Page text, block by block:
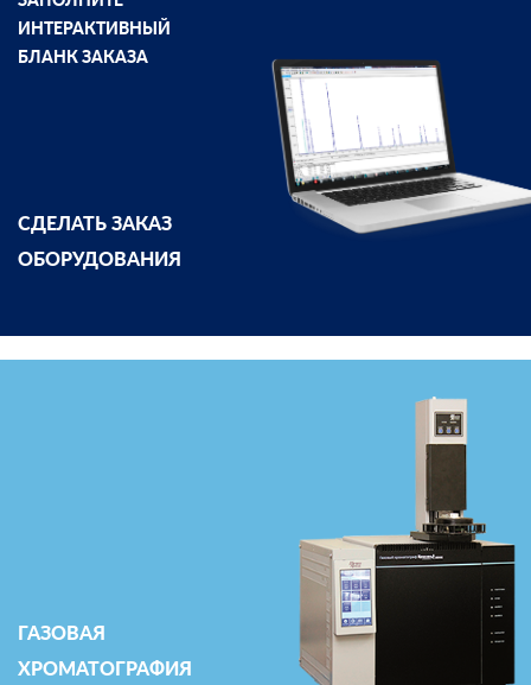
ИНТЕРАКТИВНЫЙ
БЛАНК ЗАКАЗА
СДЕЛАТЬ ЗАКАЗ
ОБОРУДОВАНИЯ
ГАЗОВАЯ
ХРОМАТОГРАФИЯ